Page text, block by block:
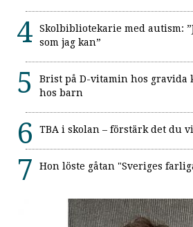
Skolbibliotekarie med autism:
som jag kan”
Brist på D-vitamin hos gravida
hos barn
TBA i skolan – förstärk det du
Hon löste gåtan "Sveriges